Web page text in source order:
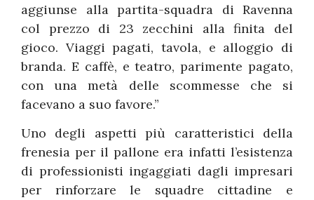
aggiunse alla partita-squadra di Ravenna
col prezzo di 23 zecchini alla finita del
gioco. Viaggi pagati, tavola, e alloggio di
branda. E caffè, e teatro, parimente pagato,
con una metà delle scommesse che si
facevano a suo favore.”
Uno degli aspetti più caratteristici della
frenesia per il pallone era infatti l’esistenza
di professionisti ingaggiati dagli impresari
per rinforzare le squadre cittadine e